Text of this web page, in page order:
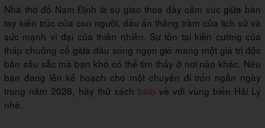
Nhà thờ đổ Nam Định là sự giao thoa đầy cảm xúc giữa bàn
tay kiến trúc của con người, dấu ấn thăng trầm của lịch sử và
sức mạnh vĩ đại của thiên nhiên. Sự tồn tại kiên cường của
tháp chuông cổ giữa đầu sóng ngọn gió mang một giá trị độc
bản sâu sắc mà bạn khó có thể tìm thấy ở nơi nào khác. Nếu
bạn đang lên kế hoạch cho một chuyến đi trốn ngắn ngày
trong năm 2026, hãy thử xách balo về với vùng biển Hải Lý
nhé.